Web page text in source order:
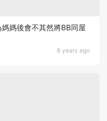
8 years ago
媽媽後會不其然將BB同屋